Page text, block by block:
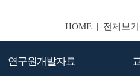
HOME | 전체보기
연구원개발자료